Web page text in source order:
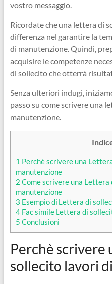
vostro messaggio.
Ricordate che una lettera di
differenza nel garantire la
di manutenzione. Quindi,
acquisire le competenze
di sollecito che otterrà
Senza ulteriori indugi,
passo su come scrivere una
manutenzione.
1 Perchè scrivere una
manutenzione
2 Come scrivere una
manutenzione
3 Esempio di Lettera di
4Fac simile Lettera di
5 Conclusioni
Perchè scrivere
sollecito lavori